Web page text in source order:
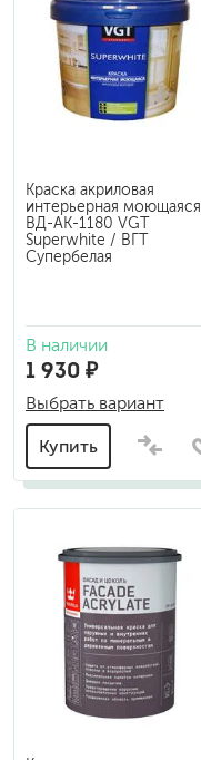
Краска акриловая
интерьерная моющаяся
ВД-АК-1180 VGT
Superwhite / ВГТ
Супербелая
В наличии
1 930 ₽
Выбрать вариант
Купить